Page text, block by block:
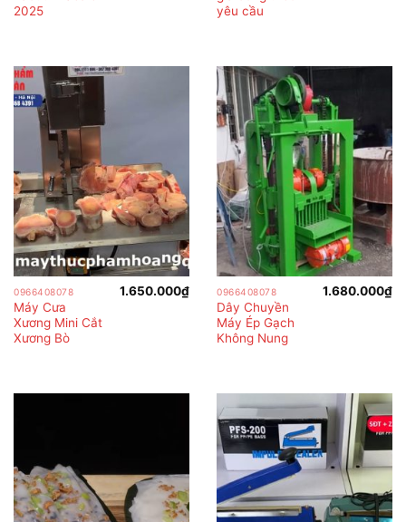
2025
yêu cầu
0966408078
Máy Cưa
Xương Mini Cắt
Xương Bò
1.650.000₫ 0966408078
Dây Chuyền
Máy Ép Gạch
Không Nung
1.680.000₫